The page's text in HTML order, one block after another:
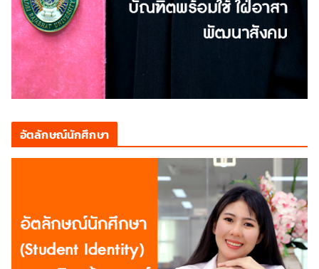
อัตลักษณ์นักศึกษา